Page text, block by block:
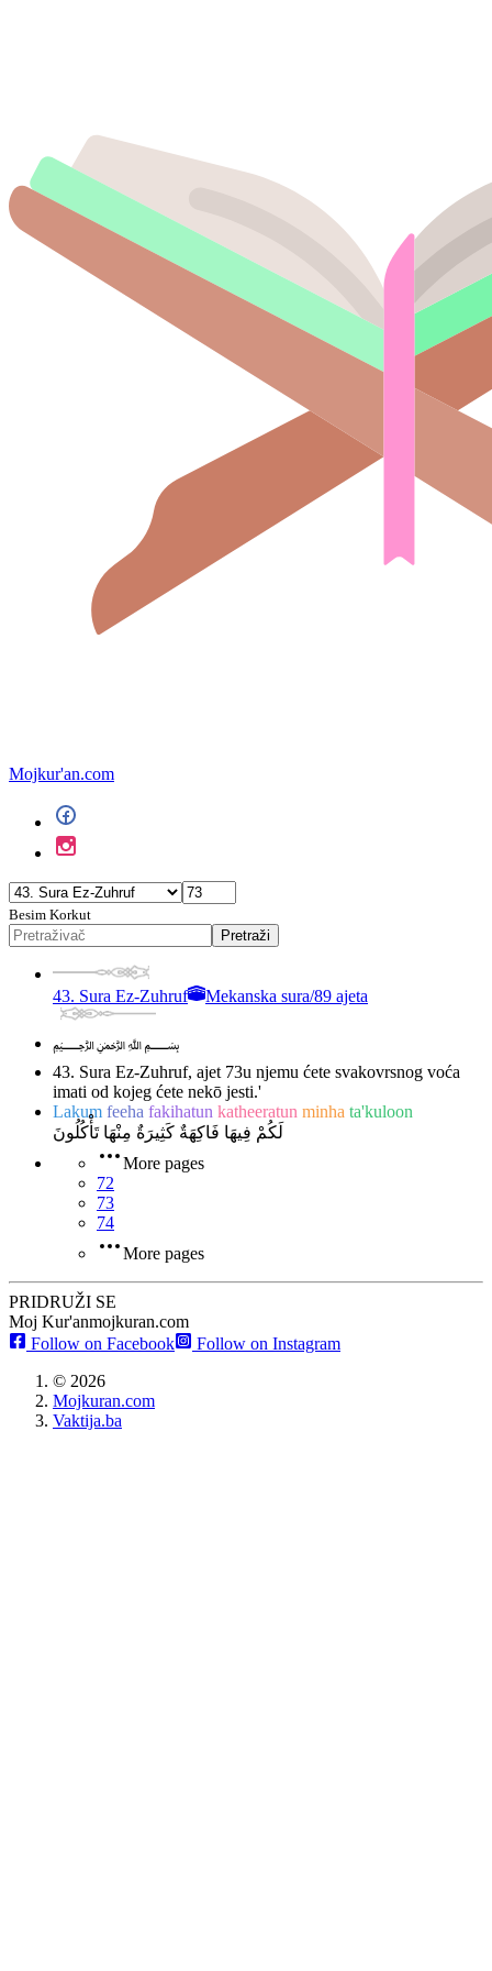
Mojkur'an.com
Besim Korkut
Pretraži
43. Sura Ez-Zuhruf Mekanska sura/89 ajeta
﷽
43. Sura Ez-Zuhruf, ajet 73u njemu ćete svakovrsnog voća
imati od kojeg ćete nekō jesti.'
Lakum feeha fakihatun katheeratun minha ta'kuloon
لَكُمْ فِيهَا فَاكِهَةٌ كَثِيرَةٌ مِنْهَا تَأْكُلُونَ
More pages
72
73
74
More pages
PRIDRUŽI SE
Moj Kur'anmojkuran.com
Follow on Facebook
Follow on Instagram
© 2026
Mojkuran.com
Vaktija.ba